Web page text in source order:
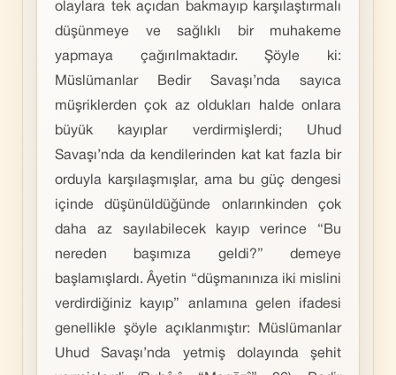
olaylara tek açıdan bakmayıp karşılaştırmalı
düşünmeye ve sağlıklı bir muhakeme
yapmaya çağırılmaktadır. Şöyle ki:
Müslümanlar Bedir Savaşı’nda sayıca
müşriklerden çok az oldukları halde onlara
büyük kayıplar verdirmişlerdi; Uhud
Savaşı’nda da kendilerinden kat kat fazla bir
orduyla karşılaşmışlar, ama bu güç dengesi
içinde düşünüldüğünde onlarınkinden çok
daha az sayılabilecek kayıp verince “Bu
nereden başımıza geldi?” demeye
başlamışlardı. Âyetin “düşmanınıza iki mislini
verdirdiğiniz kayıp” anlamına gelen ifadesi
genellikle şöyle açıklanmıştır: Müslümanlar
Uhud Savaşı’nda yetmiş dolayında şehit